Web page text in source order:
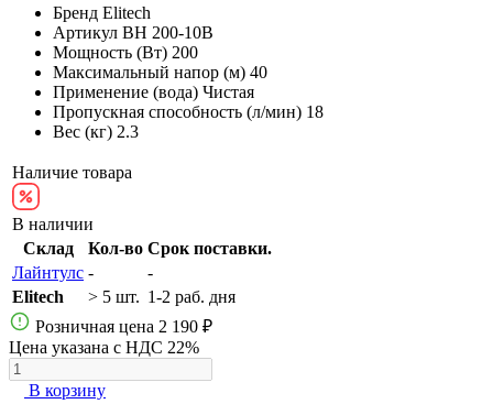
Бренд Elitech
Артикул ВН 200-10В
Мощность (Вт) 200
Максимальный напор (м) 40
Применение (вода) Чистая
Пропускная способность (л/мин) 18
Вес (кг) 2.3
Наличие товара
В наличии
Склад
Кол-во Срок поставки.
Лайнтулс -
-
Elitech
> 5 шт. 1-2 раб. дня
Розничная цена 2 190 ₽
Цена указана с НДС 22%
В корзину